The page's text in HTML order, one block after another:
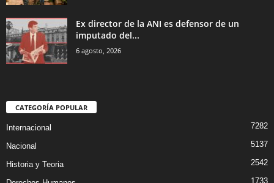
Ex director de la ANI es defensor de un
imputado del...
6 agosto, 2026
CATEGORÍA POPULAR
Internacional 7282
Nacional 5137
Historia y Teoria 2542
1733